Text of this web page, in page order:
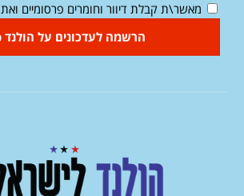
מאשר\ת קבלת דיוור וחומרים פרסומיים ואת
הרשמה לעדכונים על הולנד